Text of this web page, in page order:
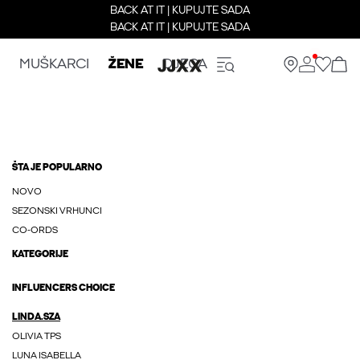
BACK AT IT | KUPUJTE SADA
BACK AT IT | KUPUJTE SADA
MUŠKARCI ŽENE DJECA
ŠTA JE POPULARNO
NOVO
SEZONSKI VRHUNCI
CO-ORDS
KATEGORIJE
INFLUENCERS CHOICE
LINDA.SZA
OLIVIA TPS
LUNA ISABELLA